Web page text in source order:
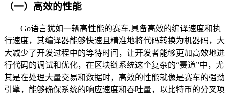
（一）高效的性能
Go语言犹如一辆高性能的赛车,具备高效的编译速度和执
行速度，其编译器能够快速且精准地将代码转换为机器码，大
大减少了开发过程中的等待时间，让开发者能够更加高效地进
行代码的调试和优化，在区块链系统这个复杂的“赛道”中，尤
其是在处理大量交易和数据时，高效的性能就像是赛车的强劲
引擎，能够确保系统的响应速度和吞吐量，以比特币的分叉项